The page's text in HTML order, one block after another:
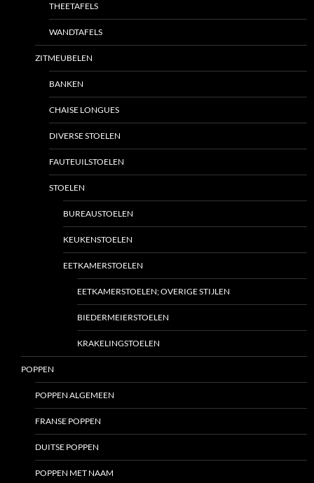
THEETAFELS
WANDTAFELS
ZITMEUBELEN
BANKEN
CHAISE LONGUES
DIVERSE STOELEN
FAUTEUILSTOELEN
STOELEN
BUREAUSTOELEN
KEUKENSTOELEN
EETKAMERSTOELEN
EETKAMERSTOELEN; OVERIGE STIJLEN
BIEDERMEIERSTOELEN
KRAKELINGSTOELEN
POPPEN
POPPEN ALGEMEEN
FRANSE POPPEN
DUITSE POPPEN
POPPEN MET NAAM